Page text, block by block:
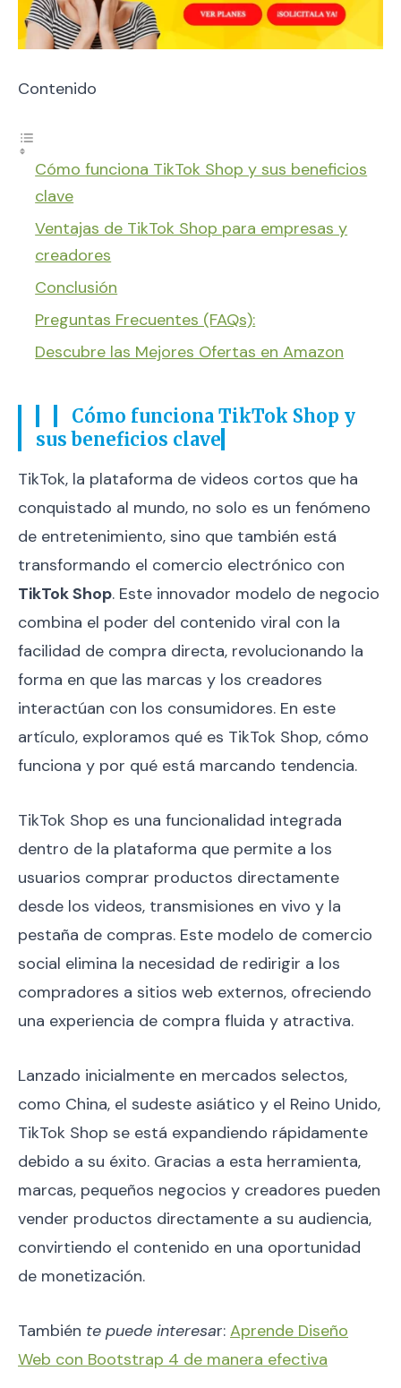
Contenido
Cómo funciona TikTok Shop y sus beneficios
clave
Ventajas de TikTok Shop para empresas y
creadores
Conclusión
Preguntas Frecuentes (FAQs):
Descubre las Mejores Ofertas en Amazon
Cómo funciona TikTok Shop y
sus beneficios clave
TikTok, la plataforma de videos cortos que ha
conquistado al mundo, no solo es un fenómeno
de entretenimiento, sino que también está
transformando el comercio electrónico con
TikTok Shop. Este innovador modelo de negocio
combina el poder del contenido viral con la
facilidad de compra directa, revolucionando la
forma en que las marcas y los creadores
interactúan con los consumidores. En este
artículo, exploramos qué es TikTok Shop, cómo
funciona y por qué está marcando tendencia.
TikTok Shop es una funcionalidad integrada
dentro de la plataforma que permite a los
usuarios comprar productos directamente
desde los videos, transmisiones en vivo y la
pestaña de compras. Este modelo de comercio
social elimina la necesidad de redirigir a los
compradores a sitios web externos, ofreciendo
una experiencia de compra fluida y atractiva.
Lanzado inicialmente en mercados selectos,
como China, el sudeste asiático y el Reino Unido,
TikTok Shop se está expandiendo rápidamente
debido a su éxito. Gracias a esta herramienta,
marcas, pequeños negocios y creadores pueden
vender productos directamente a su audiencia,
convirtiendo el contenido en una oportunidad
de monetización.
También te puede interesar: Aprende Diseño
Web con Bootstrap 4 de manera efectiva